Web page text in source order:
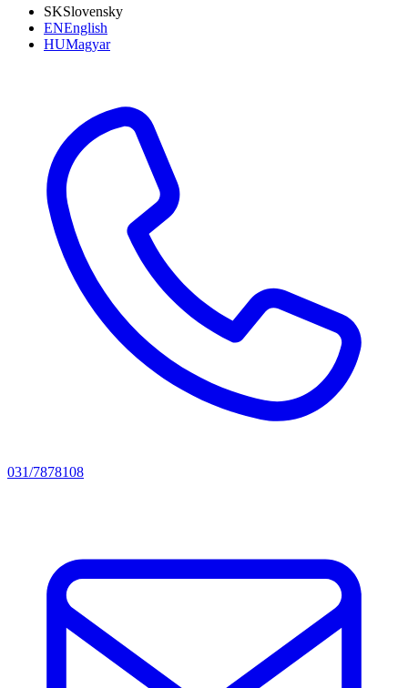
SKSlovensky
ENEnglish
HUMagyar
031/7878108